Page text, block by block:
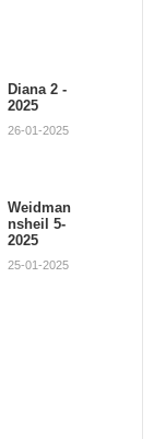
Diana 2 -
2025
26-01-2025
Weidman
nsheil 5-
2025
25-01-2025
La
dignità
Cacciator
Giovanni
Battista